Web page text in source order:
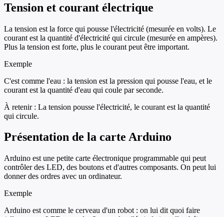
Tension et courant électrique
La tension est la force qui pousse l'électricité (mesurée en volts). Le
courant est la quantité d'électricité qui circule (mesurée en ampères).
Plus la tension est forte, plus le courant peut être important.
Exemple
C'est comme l'eau : la tension est la pression qui pousse l'eau, et le
courant est la quantité d'eau qui coule par seconde.
À retenir : La tension pousse l'électricité, le courant est la quantité
qui circule.
Présentation de la carte Arduino
Arduino est une petite carte électronique programmable qui peut
contrôler des LED, des boutons et d'autres composants. On peut lui
donner des ordres avec un ordinateur.
Exemple
Arduino est comme le cerveau d'un robot : on lui dit quoi faire